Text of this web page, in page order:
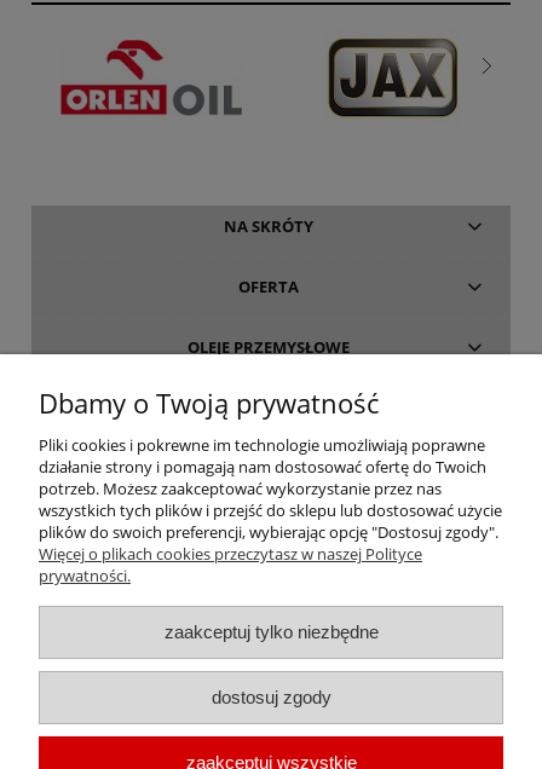
NA SKRÓTY
OFERTA
OLEJE PRZEMYSŁOWE
INFORMACJE
O FIRMIE
| Platforma zakupowa środków smarnych firmy ALVESTA |
Oleje przemysłowe | Smary dla przemysłu spożywczego | Olej do sprężarek
Dbamy o Twoją prywatność
Pliki cookies i pokrewne im technologie umożliwiają poprawne
działanie strony i pomagają nam dostosować ofertę do Twoich
potrzeb. Możesz zaakceptować wykorzystanie przez nas
wszystkich tych plików i przejść do sklepu lub dostosować użycie
plików do swoich preferencji, wybierając opcję "Dostosuj zgody".
Więcej o plikach cookies przeczytasz w naszej Polityce
prywatności.
zaakceptuj tylko niezbędne
dostosuj zgody
zaakceptuj wszystkie